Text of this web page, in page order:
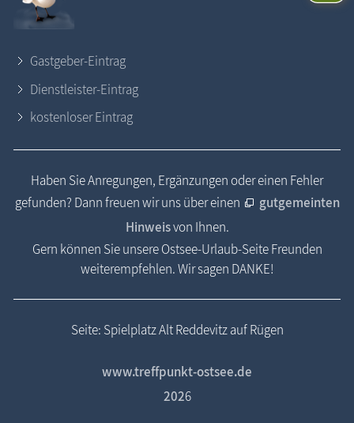
Gastgeber-Eintrag
Dienstleister-Eintrag
kostenloser Eintrag
Haben Sie Anregungen, Ergänzungen oder einen Fehler
gefunden? Dann freuen wir uns über einen
gutgemeinten
Hinweisvon Ihnen.
Gern können Sie unsere Ostsee-Urlaub-Seite Freunden
weiterempfehlen. Wir sagen DANKE!
Seite: Spielplatz Alt Reddevitz auf Rügen
www.treffpunkt-ostsee.de
2026